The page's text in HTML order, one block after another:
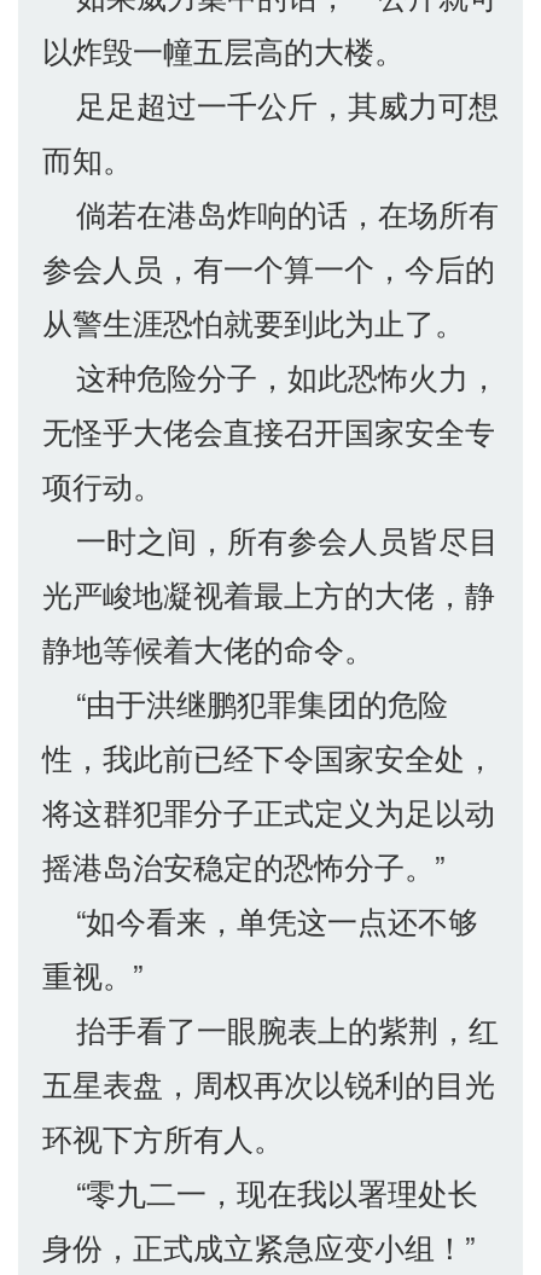
以炸毁一幢五层高的大楼。
足足超过一千公斤，其威力可想
而知。
倘若在港岛炸响的话，在场所有
参会人员，有一个算一个，今后的
从警生涯恐怕就要到此为止了。
这种危险分子，如此恐怖火力，
无怪乎大佬会直接召开国家安全专
项行动。
一时之间，所有参会人员皆尽目
光严峻地凝视着最上方的大佬，静
静地等候着大佬的命令。
“由于洪继鹏犯罪集团的危险
性，我此前已经下令国家安全处，
将这群犯罪分子正式定义为足以动
摇港岛治安稳定的恐怖分子。”
“如今看来，单凭这一点还不够
重视。”
抬手看了一眼腕表上的紫荆，红
五星表盘，周权再次以锐利的目光
环视下方所有人。
“零九二一，现在我以署理处长
身份，正式成立紧急应变小组！”